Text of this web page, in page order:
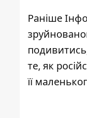
Раніше
те, як
її